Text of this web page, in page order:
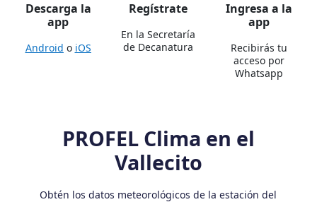
Descarga la
app
Android o iOS
Regístrate
En la Secretaría
de Decanatura
Ingresa a la
app
Recibirás tu
acceso por
Whatsapp
PROFEL Clima en el
Vallecito
Obtén los datos meteorológicos de la estación del